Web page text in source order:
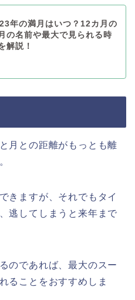
年の満月はいつ？12カ月の
の名前や最大で見られる時
解説！
月との距離がもっとも離
きますが、それでもタイ
逃してしまうと来年まで
のであれば、最大のスー
ることをおすすめしま